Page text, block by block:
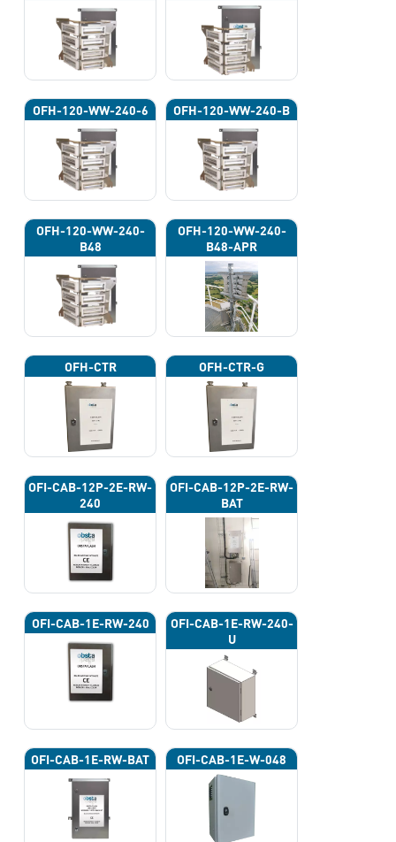
OFH-120-WW-240-6 OFH-120-WW-240-B
OFH-120-WW-240-
B48
OFH-120-WW-240-
B48-APR
OFH-CTR OFH-CTR-G
OFI-CAB-12P-2E-RW-
240
OFI-CAB-12P-2E-RW-
BAT
OFI-CAB-1E-RW-240
OFI-CAB-1E-RW-240-
U
OFI-CAB-1E-RW-BAT OFI-CAB-1E-W-048